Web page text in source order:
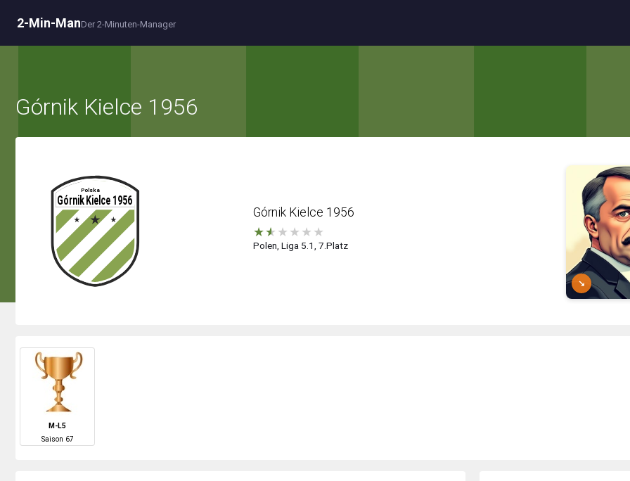
2-Min-ManDer 2-Minuten-Manager
Górnik Kielce 1956
Górnik Kielce 1956
★★ ★ ★ ★ ★
Polen, Liga 5.1, 7.Platz
↘
M-L5
Saison 67